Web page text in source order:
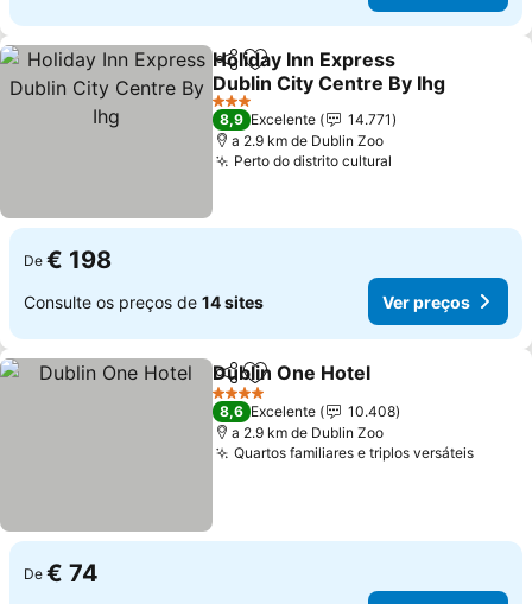
PartilharAdicionar aos favoritos
Holiday Inn Express
Dublin City Centre By Ihg
3 Estrelas
8,9 Excelente
14.771
a 2.9 km de Dublin Zoo
Perto do distrito cultural
De € 198
Consulte os preços de 14 sites Ver preços
PartilharAdicionar aos favoritos
Dublin One Hotel
4 Estrelas
8,6 Excelente
10.408
a 2.9 km de Dublin Zoo
Quartos familiares e triplos versáteis
De € 74